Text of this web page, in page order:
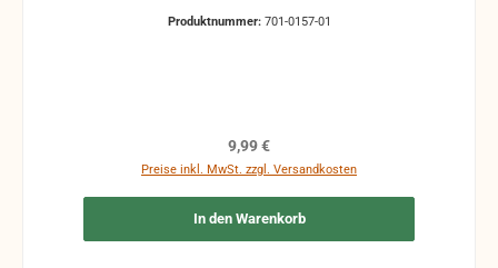
Produktnummer: 701-0157-01
Regulärer Preis:
9,99 €
Preise inkl. MwSt. zzgl. Versandkosten
In den Warenkorb